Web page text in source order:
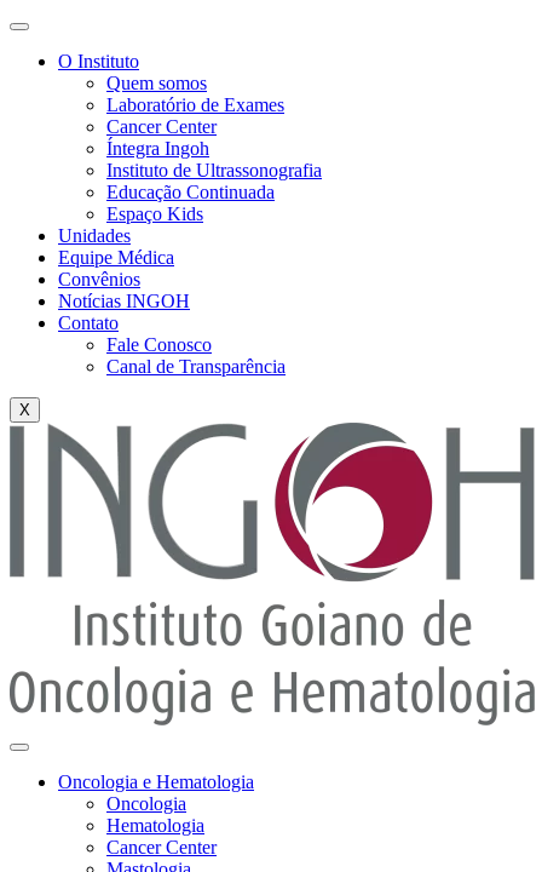
O Instituto
Quem somos
Laboratório de Exames
Cancer Center
Íntegra Ingoh
Instituto de Ultrassonografia
Educação Continuada
Espaço Kids
Unidades
Equipe Médica
Convênios
Notícias INGOH
Contato
Fale Conosco
Canal de Transparência
X
Oncologia e Hematologia
Oncologia
Hematologia
Cancer Center